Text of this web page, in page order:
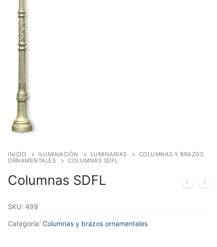
INICIO ILUMINACIÓN LUMINARIAS
COLUMNAS Y BRAZOS
ORNAMENTALES
COLUMNAS SDFL
Columnas SDFL
SKU: 499
Categoría: Columnas y brazos ornamentales